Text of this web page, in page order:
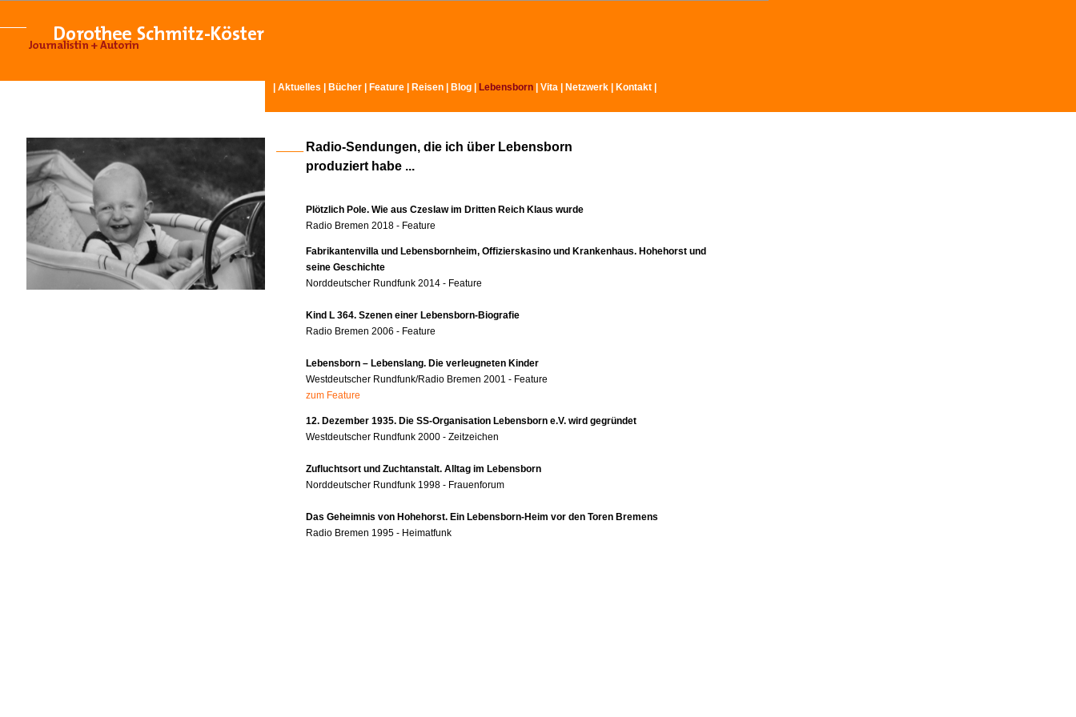
Aktuelles Bücher Feature Reisen Blog Lebensborn Vita Netzwerk Kontakt
Radio-Sendungen, die ich über Lebensborn
produziert habe ...
Plötzlich Pole. Wie aus Czeslaw im Dritten Reich Klaus wurde
Radio Bremen 2018 - Feature
Fabrikantenvilla und Lebensbornheim, Offizierskasino und Krankenhaus. Hohehorst und
seine Geschichte
Norddeutscher Rundfunk 2014 - Feature
Kind L 364. Szenen einer Lebensborn-Biografie
Radio Bremen 2006 - Feature
Lebensborn – Lebenslang. Die verleugneten Kinder
Westdeutscher Rundfunk/Radio Bremen 2001 - Feature
zum Feature
12. Dezember 1935. Die SS-Organisation Lebensborn e.V. wird gegründet
Westdeutscher Rundfunk 2000 - Zeitzeichen
Zufluchtsort und Zuchtanstalt. Alltag im Lebensborn
Norddeutscher Rundfunk 1998 - Frauenforum
Das Geheimnis von Hohehorst. Ein Lebensborn-Heim vor den Toren Bremens
Radio Bremen 1995 - Heimatfunk